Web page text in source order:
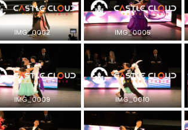
IMG_0002 IMG_0005
IMG_0009 IMG_0010